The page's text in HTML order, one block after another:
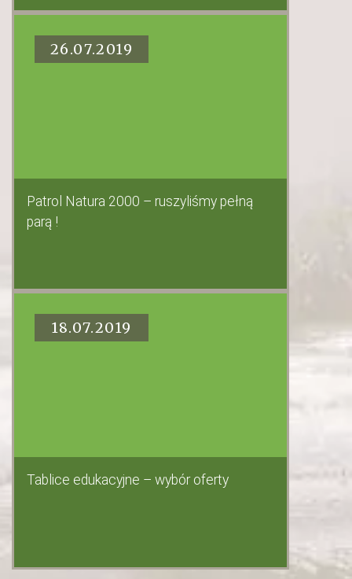
26.07.2019
Patrol Natura 2000 – ruszyliśmy pełną
parą !
18.07.2019
Tablice edukacyjne – wybór oferty